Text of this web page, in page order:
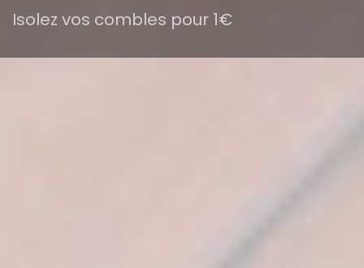
Isolez vos combles pour 1€